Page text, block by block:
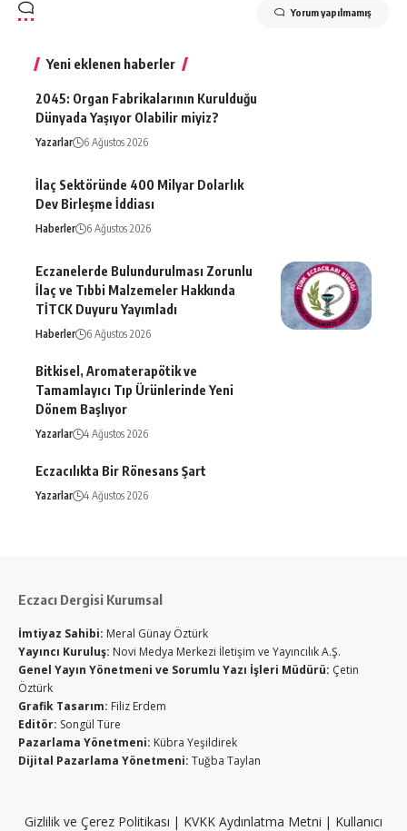
Yorum yapılmamış
Yeni eklenen haberler
2045: Organ Fabrikalarının Kurulduğu
Dünyada Yaşıyor Olabilir miyiz?
Yazarlar 6 Ağustos 2026
İlaç Sektöründe 400 Milyar Dolarlık
Dev Birleşme İddiası
Haberler 6 Ağustos 2026
Eczanelerde Bulundurulması Zorunlu
İlaç ve Tıbbi Malzemeler Hakkında
TİTCK Duyuru Yayımladı
Haberler 6 Ağustos 2026
Bitkisel, Aromaterapötik ve
Tamamlayıcı Tıp Ürünlerinde Yeni
Dönem Başlıyor
Yazarlar 4 Ağustos 2026
Eczacılıkta Bir Rönesans Şart
Yazarlar 4 Ağustos 2026
Eczacı Dergisi Kurumsal
İmtiyaz Sahibi: Meral Günay Öztürk
Yayıncı Kuruluş: Novi Medya Merkezi İletişim ve Yayıncılık A.Ş.
Genel Yayın Yönetmeni ve Sorumlu Yazı İşleri Müdürü: Çetin
Öztürk
Grafik Tasarım: Filiz Erdem
Editör: Songül Türe
Pazarlama Yönetmeni: Kübra Yeşildirek
Dijital Pazarlama Yönetmeni: Tuğba Taylan
Gizlilik ve Çerez Politikası | KVKK Aydınlatma Metni | Kullanıcı